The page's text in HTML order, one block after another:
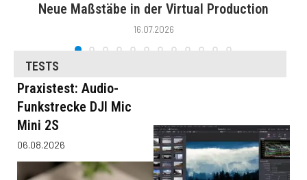
Neue Maßstäbe in der Virtual Production
16.07.2026
TESTS
Praxistest: Audio-
Funkstrecke DJI Mic
Mini 2S
06.08.2026